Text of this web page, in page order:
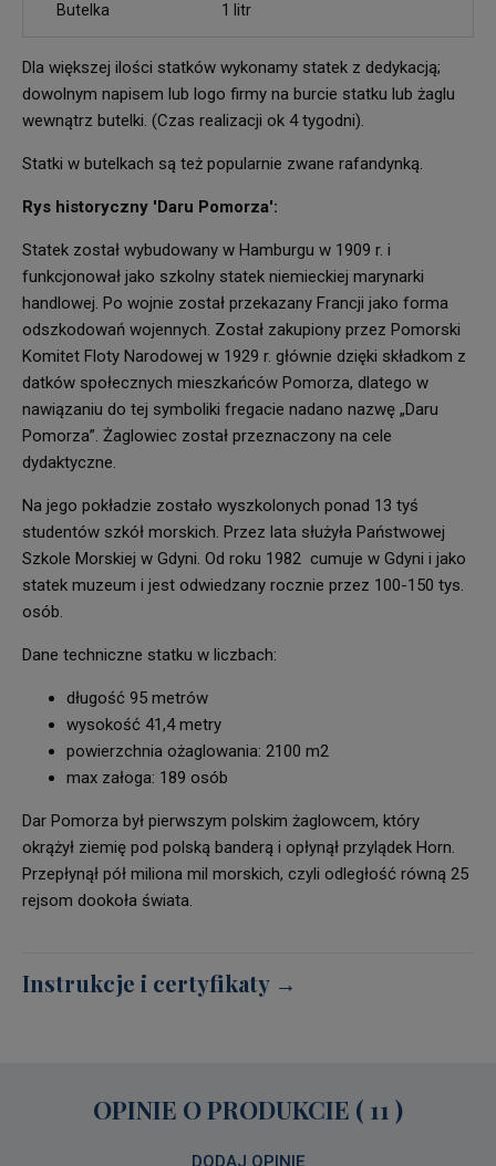
Butelka 1 litr
Dla większej ilości statków wykonamy statek z dedykacją;
dowolnym napisem lub logo firmy na burcie statku lub żaglu
wewnątrz butelki. (Czas realizacji ok 4 tygodni).
Statki w butelkach są też popularnie zwane rafandynką.
Rys historyczny 'Daru Pomorza':
Statek został wybudowany w Hamburgu w 1909 r. i
funkcjonował jako szkolny statek niemieckiej marynarki
handlowej. Po wojnie został przekazany Francji jako forma
odszkodowań wojennych. Został zakupiony przez Pomorski
Komitet Floty Narodowej w 1929 r. głównie dzięki składkom z
datków społecznych mieszkańców Pomorza, dlatego w
nawiązaniu do tej symboliki fregacie nadano nazwę „Daru
Pomorza”. Żaglowiec został przeznaczony na cele
dydaktyczne.
Na jego pokładzie zostało wyszkolonych ponad 13 tyś
studentów szkół morskich. Przez lata służyła Państwowej
Szkole Morskiej w Gdyni. Od roku 1982 cumuje w Gdyni i jako
statek muzeum i jest odwiedzany rocznie przez 100-150 tys.
osób.
Dane techniczne statku w liczbach:
długość 95 metrów
wysokość 41,4 metry
powierzchnia ożaglowania: 2100 m2
max załoga: 189 osób
Dar Pomorza był pierwszym polskim żaglowcem, który
okrążył ziemię pod polską banderą i opłynął przylądek Horn.
Przepłynął pół miliona mil morskich, czyli odległość równą 25
rejsom dookoła świata.
Instrukcje i certyfikaty →
OPINIE O PRODUKCIE ( 11 )
DODAJ OPINIĘ